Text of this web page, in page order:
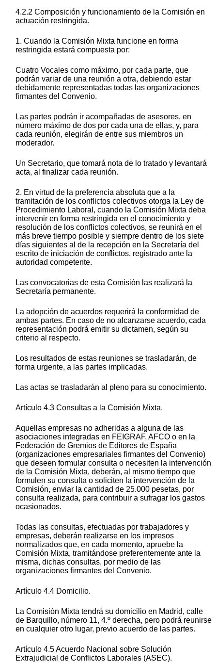
4.2.2 Composición y funcionamiento de la Comisión en
actuación restringida.
1. Cuando la Comisión Mixta funcione en forma
restringida estará compuesta por:
Cuatro Vocales como máximo, por cada parte, que
podrán variar de una reunión a otra, debiendo estar
debidamente representadas todas las organizaciones
firmantes del Convenio.
Las partes podrán ir acompañadas de asesores, en
número máximo de dos por cada una de ellas, y, para
cada reunión, elegirán de entre sus miembros un
moderador.
Un Secretario, que tomará nota de lo tratado y levantará
acta, al finalizar cada reunión.
2. En virtud de la preferencia absoluta que a la
tramitación de los conflictos colectivos otorga la Ley de
Procedimiento Laboral, cuando la Comisión Mixta deba
intervenir en forma restringida en el conocimiento y
resolución de los conflictos colectivos, se reunirá en el
más breve tiempo posible y siempre dentro de los siete
días siguientes al de la recepción en la Secretaría del
escrito de iniciación de conflictos, registrado ante la
autoridad competente.
Las convocatorias de esta Comisión las realizará la
Secretaría permanente.
La adopción de acuerdos requerirá la conformidad de
ambas partes. En caso de no alcanzarse acuerdo, cada
representación podrá emitir su dictamen, según su
criterio al respecto.
Los resultados de estas reuniones se trasladarán, de
forma urgente, a las partes implicadas.
Las actas se trasladarán al pleno para su conocimiento.
Artículo 4.3 Consultas a la Comisión Mixta.
Aquellas empresas no adheridas a alguna de las
asociaciones integradas en FEIGRAF, AFCO o en la
Federación de Gremios de Editores de España
(organizaciones empresariales firmantes del Convenio)
que deseen formular consulta o necesiten la intervención
de la Comisión Mixta, deberán, al mismo tiempo que
formulen su consulta o soliciten la intervención de la
Comisión, enviar la cantidad de 25.000 pesetas, por
consulta realizada, para contribuir a sufragar los gastos
ocasionados.
Todas las consultas, efectuadas por trabajadores y
empresas, deberán realizarse en los impresos
normalizados que, en cada momento, apruebe la
Comisión Mixta, tramitándose preferentemente ante la
misma, dichas consultas, por medio de las
organizaciones firmantes del Convenio.
Artículo 4.4 Domicilio.
La Comisión Mixta tendrá su domicilio en Madrid, calle
de Barquillo, número 11, 4.º derecha, pero podrá reunirse
en cualquier otro lugar, previo acuerdo de las partes.
Artículo 4.5 Acuerdo Nacional sobre Solución
Extrajudicial de Conflictos Laborales (ASEC).